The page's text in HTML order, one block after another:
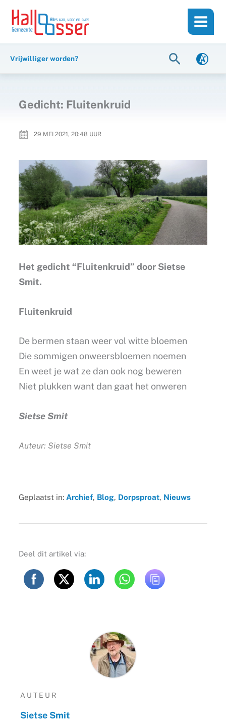
inhoud
naar
Vrijwilliger worden? Zoeken
Gedicht: Fluitenkruid
29 MEI 2021, 20:48 UUR
Het gedicht “Fluitenkruid” door Sietse
Smit.
Fluitenkruid
De bermen staan weer vol witte bloemen
Die sommigen onweersbloemen noemen
En weet je wat ze dan ook nog beweren
Niet plukken want dan gaat het onweren
Sietse Smit
Auteur: Sietse Smit
Geplaatst in: Archief, Blog, Dorpsproat, Nieuws
Deel dit artikel via:
AUTEUR
Sietse Smit